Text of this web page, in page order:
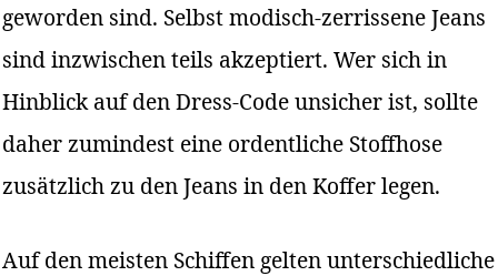
geworden sind. Selbst modisch-zerrissene Jeans
sind inzwischen teils akzeptiert. Wer sich in
Hinblick auf den Dress-Code unsicher ist, sollte
daher zumindest eine ordentliche Stoffhose
zusätzlich zu den Jeans in den Koffer legen.
Auf den meisten Schiffen gelten unterschiedliche